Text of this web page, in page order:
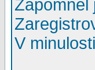
Zapomněl
V